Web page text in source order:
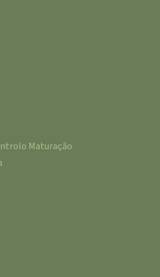
Maturação